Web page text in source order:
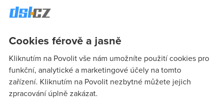
Anonym(2.7.2006 15:05:09)
Czech Republic 2.) Ty chceš Volného? To je celkem
nešťastné rozhodnutí, budeš platit (a hodně) za nadlimitní
data 3.) musíš mít minimálně Telefon Expres Mini za 356,- Kč
s DPH (za každý případný hovor zaplatíš příplatek 5,95 Kč s
DPH)
Cookies férově a jasně
Kliknutím na Povolit vše nám umožníte použití cookies pro
funkční, analytické a marketingové účely na tomto
zařízení. Kliknutím na Povolit nezbytné můžete jejich
zpracování úplně zakázat.